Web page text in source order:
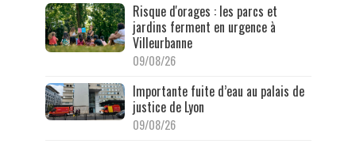
Risque d'orages : les parcs et
jardins ferment en urgence à
Villeurbanne
09/08/26
Importante fuite d’eau au palais de
justice de Lyon
09/08/26